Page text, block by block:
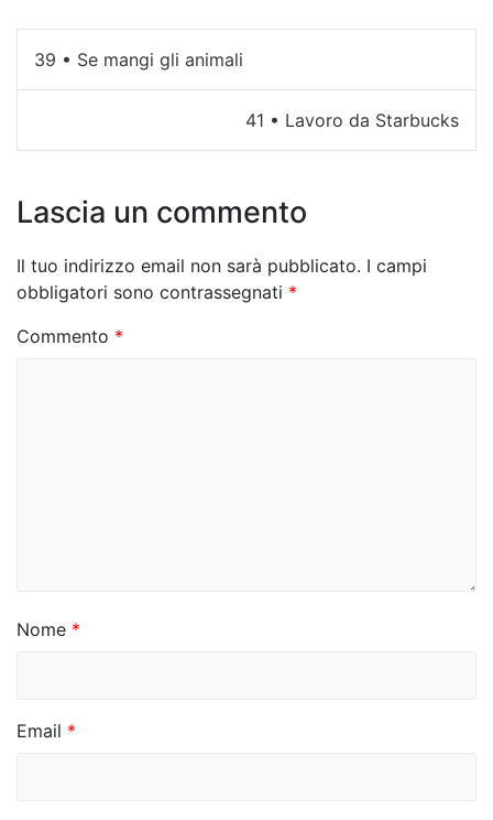
N
a
g
a
z
i
i
o
39 • Se mangi gli animali
41 • Lavoro da Starbucks
Lascia un commento
Il tuo indirizzo email non sarà pubblicato. I campi
obbligatori sono contrassegnati *
Commento *
Nome *
Email *